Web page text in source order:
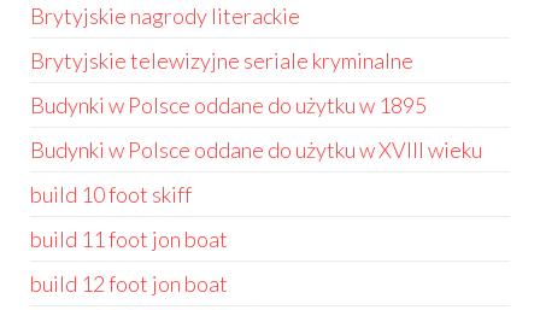
Brytyjskie nagrody literackie
Brytyjskie telewizyjne seriale kryminalne
Budynki w Polsce oddane do użytku w 1895
Budynki w Polsce oddane do użytku w XVIII wieku
build 10 foot skiff
build 11 foot jon boat
build 12 foot jon boat